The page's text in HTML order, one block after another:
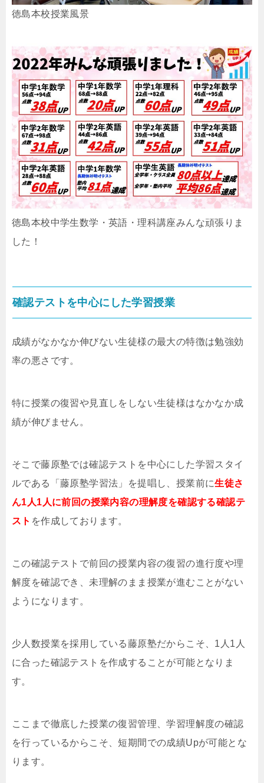
徳島本校授業風景
徳島本校中学生数学・英語・理科講座みんな頑張りま
した！
確認テストを中心にした学習授業
成績がなかなか伸びない生徒様の最大の特徴は勉強効
率の悪さです。
特に授業の復習や見直しをしない生徒様はなかなか成
績が伸びません。
そこで藤原塾では確認テストを中心にした学習スタイ
ルである「藤原塾学習法」を提唱し、授業前に生徒さ
ん1人1人に前回の授業内容の理解度を確認する確認テ
スト を作成しております。
この確認テストで前回の授業内容の復習の進行度や理
解度を確認でき、未理解のまま授業が進むことがない
ようになります。
少人数授業を採用している藤原塾だからこそ、1人1人
に合った確認テストを作成することが可能となりま
す。
ここまで徹底した授業の復習管理、学習理解度の確認
を行っているからこそ、短期間での成績Upが可能とな
ります。